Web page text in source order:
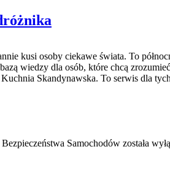
kusi osoby ciekawe świata. To
wiedzy dla osób, które chcą
Skandynawska. To serwis dla
Bezpieczeństwa Samochodów została